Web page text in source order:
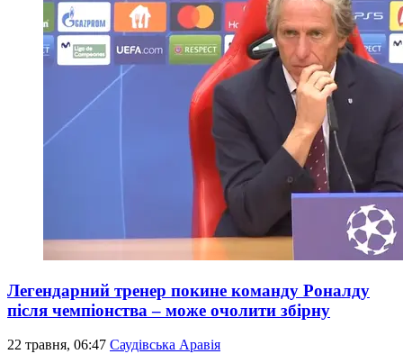
Легендарний тренер покине команду Роналду
після чемпіонства – може очолити збірну
22 травня, 06:47 Саудівська Аравія